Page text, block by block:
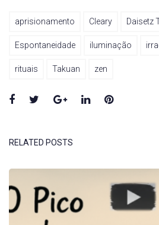
aprisionamento Cleary Daisetz
Espontaneidade iluminação
rituais Takuan zen
Facebook
TwitterGoogle+LinkedInPinterest
RELATED POSTS